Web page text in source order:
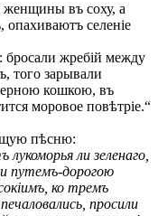
женщины въ соху, а
селеніе
жребій между
того зарывали
кошкою, въ
моровое повѣтріе.“
пѣсню:
ли зеленаго,
путемъ-дорогою
ко тремъ
просили